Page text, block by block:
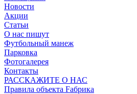
Новости
Акции
Статьи
О нас пишут
Футбольный манеж
Парковка
Фотогалерея
Контакты
РАССКАЖИТЕ О НАС
Правила объекта Fабрика